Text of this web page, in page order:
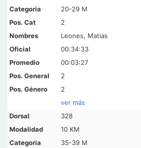
20-29 M
2
Leones, Matias
00:34:33
00:03:27
2
2
ver más
328
10 KM
35-39 M